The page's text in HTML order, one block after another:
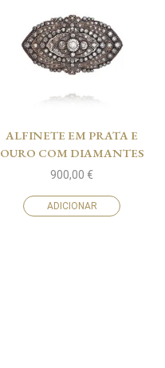
ALFINETE EM PRATA E
OURO COM DIAMANTES
900,00 €
ADICIONAR